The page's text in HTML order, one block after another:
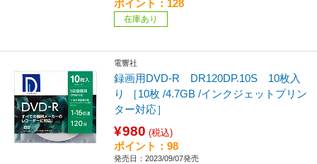
ポイント：128
在庫あり
電響社
録画用DVD-R DR120DP.10S 10枚入
り ［10枚 /4.7GB /インクジェットプリン
ター対応］
¥980 (税込)
ポイント：98
発売日：2023/09/07発売